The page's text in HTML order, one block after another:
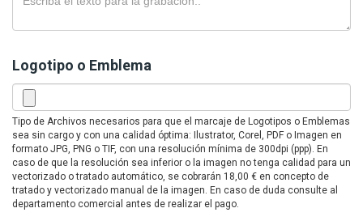
Logotipo o Emblema
Tipo de Archivos necesarios para que el marcaje de Logotipos o Emblemas
sea sin cargo y con una calidad óptima: Ilustrator, Corel, PDF o Imagen en
formato JPG, PNG o TIF, con una resolución mínima de 300dpi (ppp). En
caso de que la resolución sea inferior o la imagen no tenga calidad para un
vectorizado o tratado automático, se cobrarán 18,00 € en concepto de
tratado y vectorizado manual de la imagen. En caso de duda consulte al
departamento comercial antes de realizar el pago.